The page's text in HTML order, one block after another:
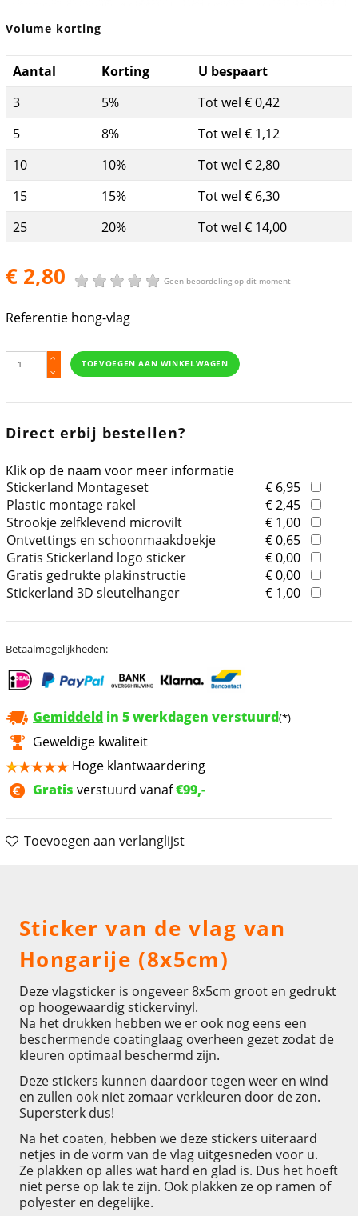
Volume korting
Aantal Korting
U bespaart
3
5%
Tot wel € 0,42
5
8%
Tot wel € 1,12
10
10%
Tot wel € 2,80
15
15%
Tot wel € 6,30
25
20% Tot wel € 14,00
€ 2,80 Geen beoordeling op dit moment
Referentie hong-vlag
TOEVOEGEN AAN WINKELWAGEN
Direct erbij bestellen?
Klik op de naam voor meer informatie
Stickerland Montageset
€ 6,95
Plastic montage rakel
€ 2,45
Strookje zelfklevend microvilt
€ 1,00
Ontvettings en schoonmaakdoekje
€ 0,65
Gratis Stickerland logo sticker
€ 0,00
Gratis gedrukte plakinstructie
€ 0,00
Stickerland 3D sleutelhanger
€ 1,00
Betaalmogelijkheden:
Gemiddeld in 5 werkdagen verstuurd(*)
Geweldige kwaliteit
Hoge klantwaardering
Gratis verstuurd vanaf€99,-
Toevoegen aan verlanglijst
Sticker van de vlag van
Hongarije (8x5cm)
Deze vlagsticker is ongeveer 8x5cm groot en gedrukt
op hoogewaardig stickervinyl.
Na het drukken hebben we er ook nog eens een
beschermende coatinglaag overheen gezet zodat de
kleuren optimaal beschermd zijn.
Deze stickers kunnen daardoor tegen weer en wind
en zullen ook niet zomaar verkleuren door de zon.
Supersterk dus!
Na het coaten, hebben we deze stickers uiteraard
netjes in de vorm van de vlag uitgesneden voor u.
Ze plakken op alles wat hard en glad is. Dus het hoeft
niet perse op lak te zijn. Ook plakken ze op ramen of
polyester en degelijke.